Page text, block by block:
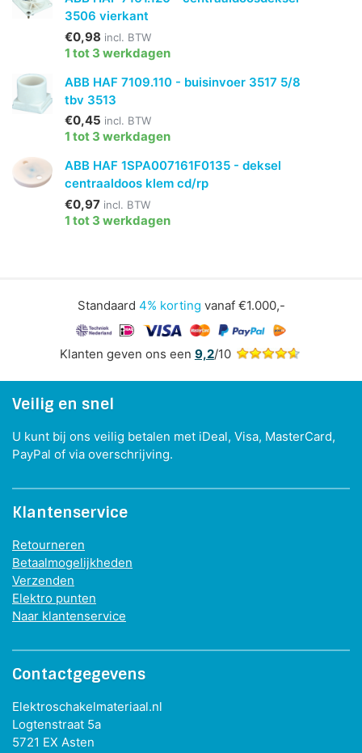
3506 vierkant
€0,98 incl. BTW
1 tot 3 werkdagen
ABB HAF 7109.110 - buisinvoer 3517 5/8
tbv 3513
€0,45 incl. BTW
1 tot 3 werkdagen
ABB HAF 1SPA007161F0135 - deksel
centraaldoos klem cd/rp
€0,97 incl. BTW
1 tot 3 werkdagen
Standaard 4% korting vanaf €1.000,-
Klanten geven ons een 9,2/10
Veilig en snel
U kunt bij ons veilig betalen met iDeal, Visa, MasterCard,
PayPal of via overschrijving.
Klantenservice
Retourneren
Betaalmogelijkheden
Verzenden
Elektro punten
Naar klantenservice
Contactgegevens
Elektroschakelmateriaal.nl
Logtenstraat 5a
5721 EX Asten